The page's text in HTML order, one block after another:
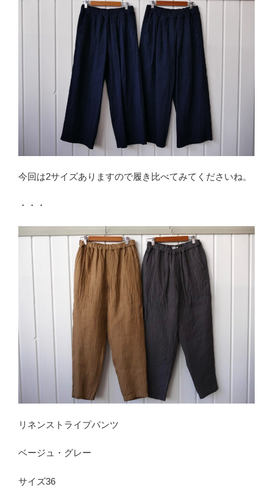
今回は2サイズありますので履き比べてみてくださいね。
・・・
リネンストライプパンツ
ベージュ・グレー
サイズ36